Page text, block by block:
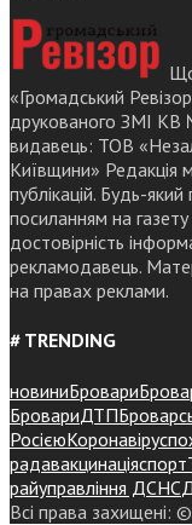
«Громадський
друкованого ЗМІ
видавець: ТОВ
Київщини» Редакція
публікацій. Будь-
посиланням на
достовірність
рекламодавець.
на правах реклами.
# TRENDING
новиниБровари
БровариДТП
РосієюКоронавірус
радавакцинаціяспорт
райуправління ДСНС
Всі права захищені: